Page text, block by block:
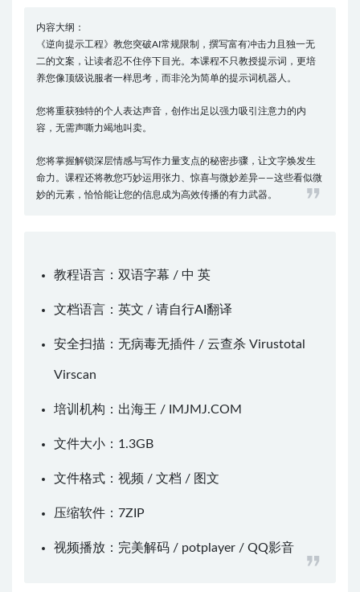
内容大纲：
《逆向提示工程》教您突破AI常规限制，撰写富有冲击力且独一无
二的文案，让读者忍不住停下目光。本课程不只教授提示词，更培
养您像顶级说服者一样思考，而非沦为简单的提示词机器人。
您将重获独特的个人表达声音，创作出足以强力吸引注意力的内
容，无需声嘶力竭地叫卖。
您将掌握解锁深层情感与写作力量支点的秘密步骤，让文字焕发生
命力。课程还将教您巧妙运用张力、惊喜与微妙差异——这些看似微
妙的元素，恰恰能让您的信息成为高效传播的有力武器。
教程语言：双语字幕 / 中 英
文档语言：英文 / 请自行AI翻译
安全扫描：无病毒无插件 / 云查杀 Virustotal
Virscan
培训机构：出海王 / IMJMJ.COM
文件大小：1.3GB
文件格式：视频 / 文档 / 图文
压缩软件： 7ZIP
视频播放： 完美解码 / potplayer / QQ影音